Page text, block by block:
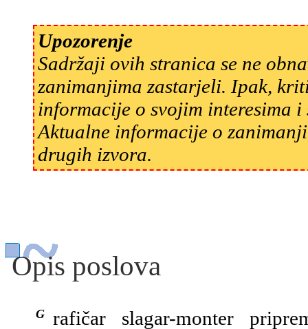
Upozorenje
Sadržaji ovih stranica se ne
zanimanjima zastarjeli. Ipak,
informacije o svojim interesima
Aktualne informacije o
drugih izvora.
Opis poslova
Grafičar slagar-monter priprema slog za tiskanje prema dobivenom